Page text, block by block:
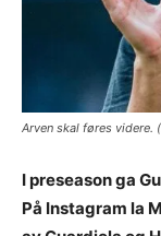
Arven skal føres videre.
I preseason ga
På Instagram la